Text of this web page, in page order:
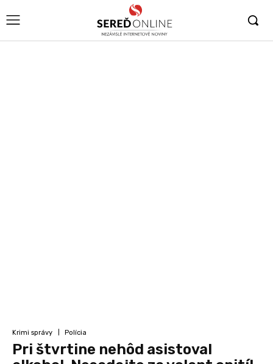
Krimi správy Polícia
Pri štvrtine nehôd asistoval